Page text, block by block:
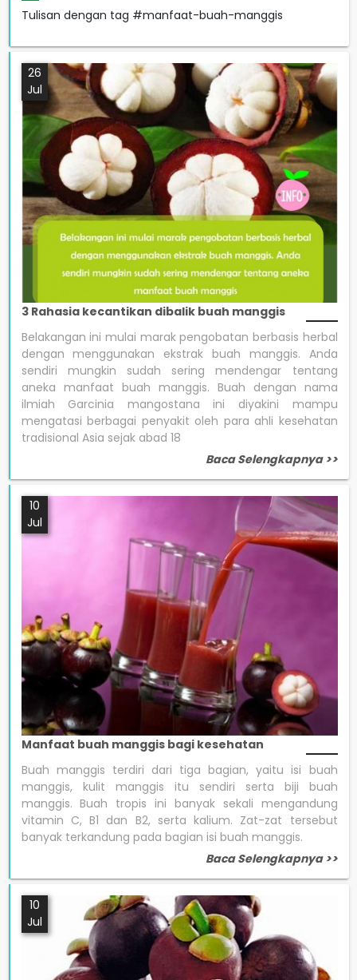
Tulisan dengan tag #manfaat-buah-manggis
26
Jul
3 Rahasia kecantikan dibalik buah manggis
Belakangan ini mulai marak pengobatan berbasis herbal
dengan menggunakan ekstrak buah manggis. Anda
sendiri mungkin sudah sering mendengar tentang
aneka manfaat buah manggis. Buah dengan nama
ilmiah Garcinia mangostana ini diyakini mampu
mengatasi berbagai penyakit oleh para ahli kesehatan
tradisional Asia sejak abad 18
Baca Selengkapnya >>
10
Jul
Manfaat buah manggis bagi kesehatan
Buah manggis terdiri dari tiga bagian, yaitu isi buah
manggis, kulit manggis itu sendiri serta biji buah
manggis. Buah tropis ini banyak sekali mengandung
vitamin C, B1 dan B2, serta kalium. Zat-zat tersebut
banyak terkandung pada bagian isi buah manggis.
Baca Selengkapnya >>
10
Jul